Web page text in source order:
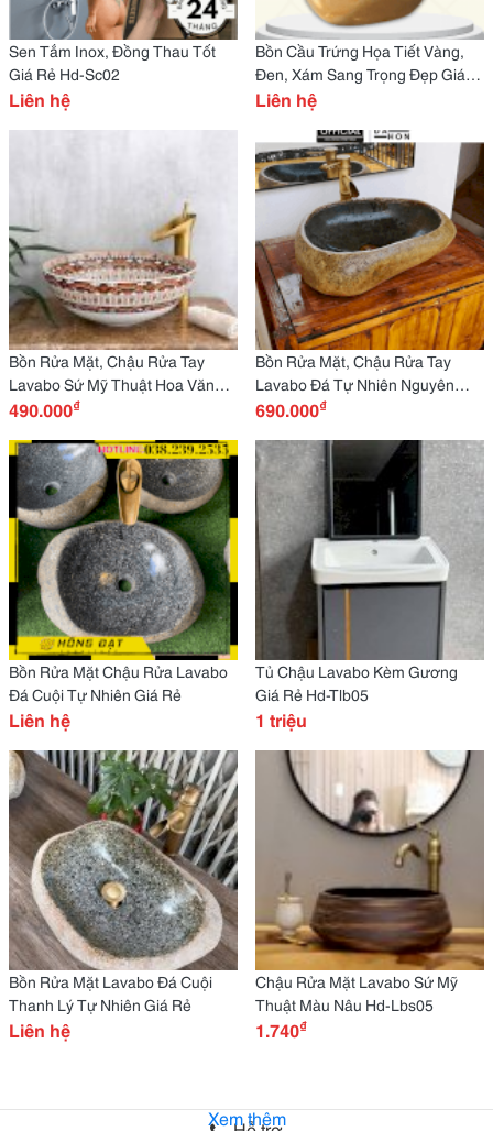
Sen Tắm Inox, Đồng Thau Tốt
Giá Rẻ Hd-Sc02
Liên hệ
Bồn Cầu Trứng Họa Tiết Vàng,
Đen, Xám Sang Trọng Đẹp Giá
Rẻ Hd-Bcm10
Liên hệ
Bồn Rửa Mặt, Chậu Rửa Tay
Lavabo Sứ Mỹ Thuật Hoa Văn
Màu Hồng, Xanh, Đen, Vàng...
490.000₫
Bồn Rửa Mặt, Chậu Rửa Tay
Lavabo Đá Tự Nhiên Nguyên
Khối Màu Vàng, Đen, Xám Hd-
690.000₫
Bồn Rửa Mặt Chậu Rửa Lavabo
Đá Cuội Tự Nhiên Giá Rẻ
Liên hệ
Tủ Chậu Lavabo Kèm Gương
Giá Rẻ Hd-Tlb05
1 triệu
Bồn Rửa Mặt Lavabo Đá Cuội
Thanh Lý Tự Nhiên Giá Rẻ
Liên hệ
Chậu Rửa Mặt Lavabo Sứ Mỹ
Thuật Màu Nâu Hd-Lbs05
1.740₫
Xem thêm